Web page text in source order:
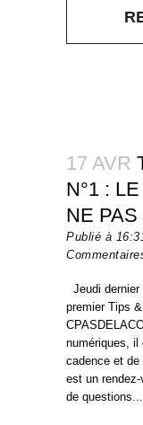
17 AVR
N°1 :
NE
Publié à
Jeudi
premier Tips
numériques,
cadence et
est un
de questions...